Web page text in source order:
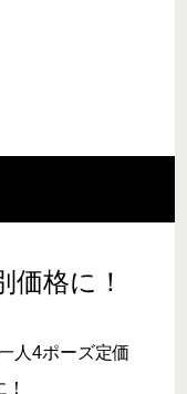
価格に！
人4ポーズ定価
！